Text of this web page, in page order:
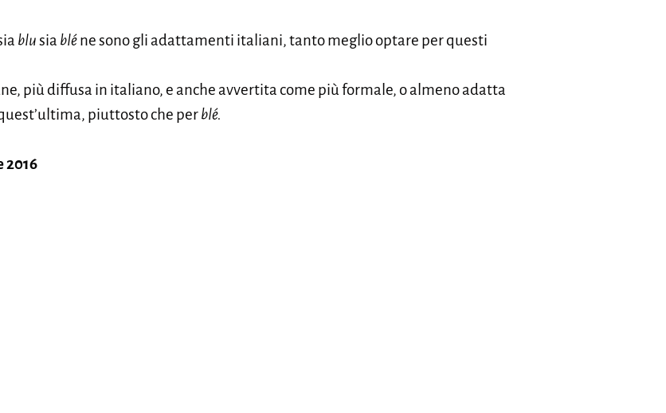
blusia bléne sono gli adattamenti italiani, tanto meglio optare per questi
più diffusa in italiano, e anche avvertita come più formale, o almeno adatta
piuttosto che perblé.
2016